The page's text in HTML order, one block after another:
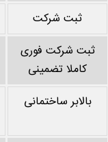
ثبت شرکت
ثبت شرکت فوری
کاملا تضمینی
بالابر ساختمانی